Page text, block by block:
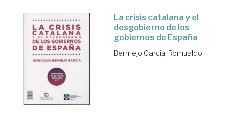
La crisis catalana y el
desgobierno de los
gobiernos de España
Bermejo García, Romualdo